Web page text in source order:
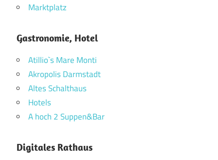
Marktplatz
Gastronomie, Hotel
Atillio`s Mare Monti
Akropolis Darmstadt
Altes Schalthaus
Hotels
A hoch 2 Suppen&Bar
Digitales Rathaus